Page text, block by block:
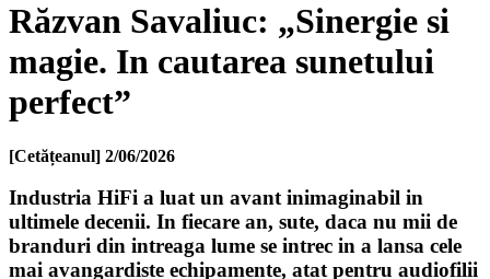
Răzvan Savaliuc: „Sinergie si
magie. In cautarea sunetului
perfect”
[Cetățeanul] 2/06/2026
Industria HiFi a luat un avant inimaginabil in
ultimele decenii. In fiecare an, sute, daca nu mii de
branduri din intreaga lume se intrec in a lansa cele
mai avangardiste echipamente, atat pentru audiofilii